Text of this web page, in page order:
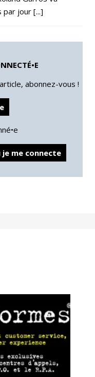
par jour [...]
abonnez-vous !
me connecte